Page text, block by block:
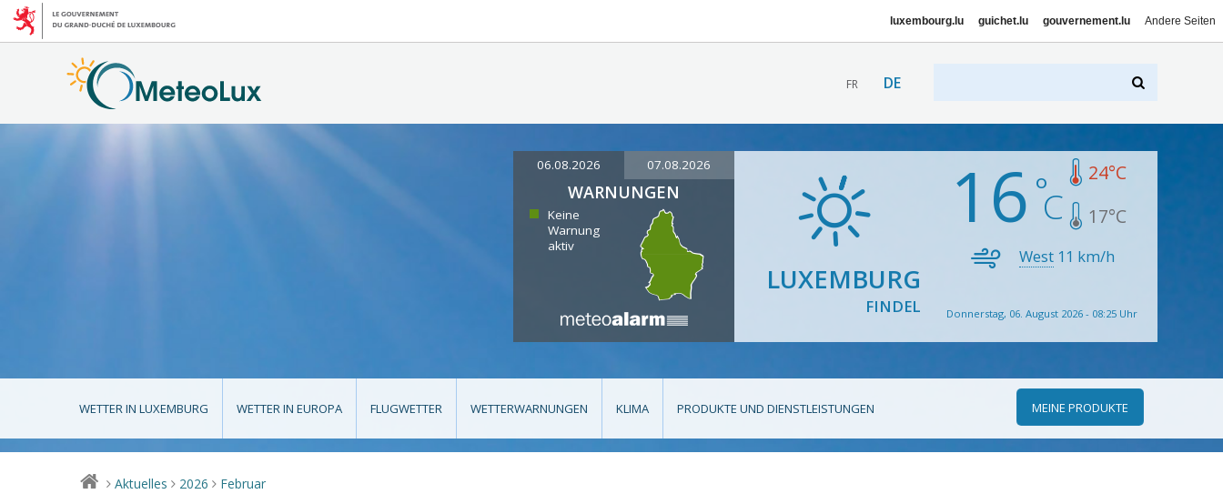
luxembourg.lu guichet.lu gouvernement.lu Andere Seiten
FR DE
06.08.2026 07.08.2026
WARNUNGEN
Keine
Warnung
aktiv
LUXEMBURG
FINDEL
16 24°C
17°C
West 11 km/h
Donnerstag, 06. August 2026 - 08:25 Uhr
WETTER IN LUXEMBURG WETTER IN EUROPA FLUGWETTER WETTERWARNUNGEN KLIMA PRODUKTE UND DIENSTLEISTUNGEN MEINE PRODUKTE
> Aktuelles > 2026 > Februar